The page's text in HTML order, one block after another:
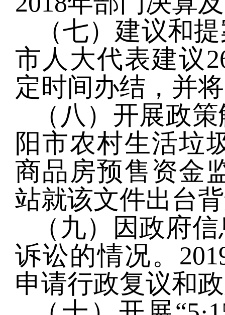
（七）建议和
市人大代表建议
定时间办结，并
（八）开展政
阳市农村生活垃
商品房预售资金
站就该文件出台
（九）因政府
诉讼的情况。
申请行政复议和